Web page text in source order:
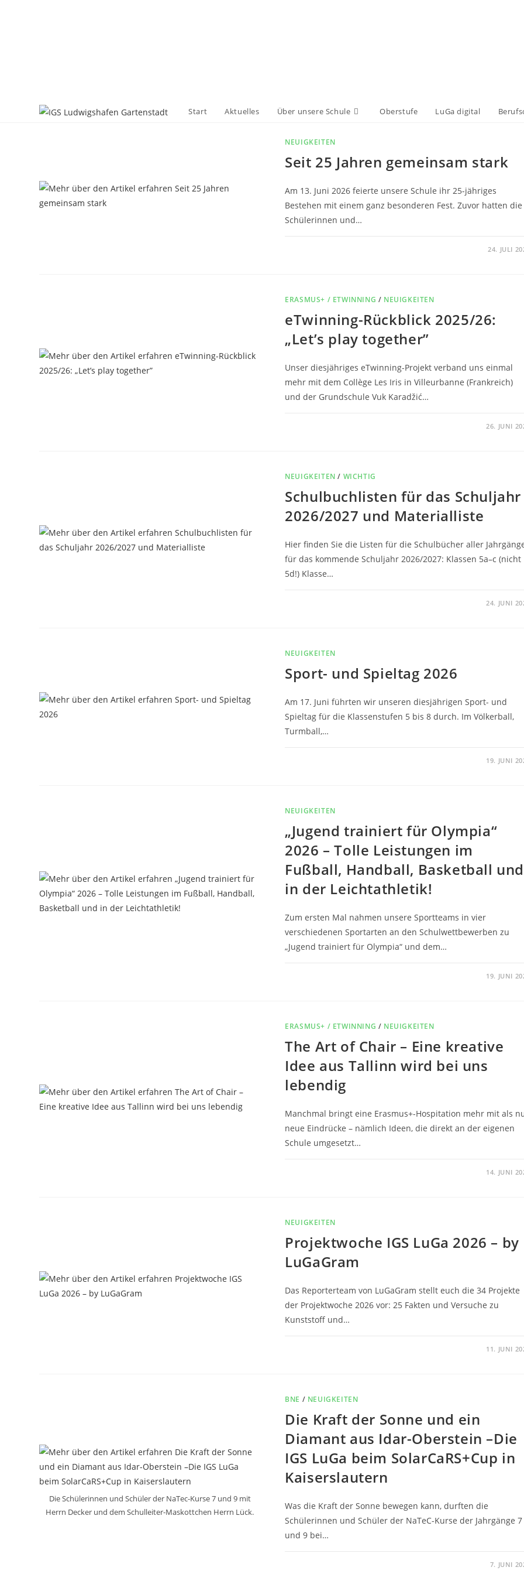
Start Aktuelles Über unsere Schule Oberstufe LuGa digital
NEUIGKEITEN
Seit 25 Jahren gemeinsam stark
Am 13. Juni 2026 feierte unsere Schule ihr 25-jähriges
Bestehen mit einem ganz besonderen Fest. Zuvor hatten die
Schülerinnen und…
24. JULI
ERASMUS+ / ETWINNING / NEUIGKEITEN
eTwinning-Rückblick 2025/26:
„Let’s play together”
Unser diesjähriges eTwinning-Projekt verband uns einmal
mehr mit dem Collège Les Iris in Villeurbanne (Frankreich)
und der Grundschule Vuk Karadžić…
26. JUNI
NEUIGKEITEN / WICHTIG
Schulbuchlisten für das Schuljahr
2026/2027 und Materialliste
Hier finden Sie die Listen für die Schulbücher aller
für das kommende Schuljahr 2026/2027: Klassen 5a–c (nicht
5d!) Klasse…
24. JUNI
NEUIGKEITEN
Sport- und Spieltag 2026
Am 17. Juni führten wir unseren diesjährigen Sport- und
Spieltag für die Klassenstufen 5 bis 8 durch. Im Völkerball,
Turmball,…
19. JUNI
NEUIGKEITEN
„Jugend trainiert für Olympia“
2026 – Tolle Leistungen im
Fußball, Handball, Basketball und
in der Leichtathletik!
Zum ersten Mal nahmen unsere Sportteams in vier
verschiedenen Sportarten an den Schulwettbewerben zu
„Jugend trainiert für Olympia“ und dem…
19. JUNI
ERASMUS+ / ETWINNING / NEUIGKEITEN
The Art of Chair – Eine kreative
Idee aus Tallinn wird bei uns
lebendig
Manchmal bringt eine Erasmus+-Hospitation mehr mit als
neue Eindrücke – nämlich Ideen, die direkt an der eigenen
Schule umgesetzt…
14. JUNI
NEUIGKEITEN
Projektwoche IGS LuGa 2026 – by
LuGaGram
Das Reporterteam von LuGaGram stellt euch die 34 Projekte
der Projektwoche 2026 vor: 25 Fakten und Versuche zu
Kunststoff und…
11. JUNI
Die Schülerinnen und Schüler der NaTec-Kurse 7 und 9 mit
Herrn Decker und dem Schulleiter-Maskottchen Herrn Lück.
BNE / NEUIGKEITEN
Die Kraft der Sonne und ein
Diamant aus Idar-Oberstein –Die
IGS LuGa beim SolarCaRS+Cup in
Kaiserslautern
Was die Kraft der Sonne bewegen kann, durften die
Schülerinnen und Schüler der NaTeC-Kurse der Jahrgänge 7
und 9 bei…
7. JUNI